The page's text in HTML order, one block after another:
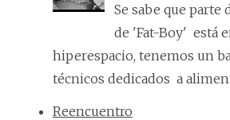
Se sabe que parte
de 'Fat-Boy' está
hiperespacio, tenemos un
técnicos dedicados a
Reencuentro